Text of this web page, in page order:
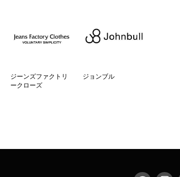
ジーンズファクトリ
ークローズ
ジョンブル